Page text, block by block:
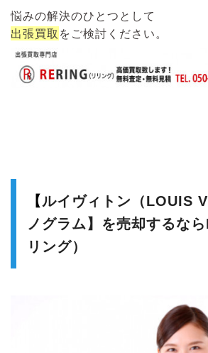
悩みの解決のひとつとして
出張買取 をご検討ください。
【ルイヴィトン（LOUIS
ノグラム】を売却するな
リング）